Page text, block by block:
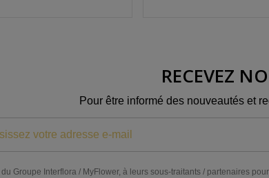
RECEVEZ
Pour être informé des nouveautés et
Groupe Interflora / MyFlower, à leurs sous-traitants / partenaires